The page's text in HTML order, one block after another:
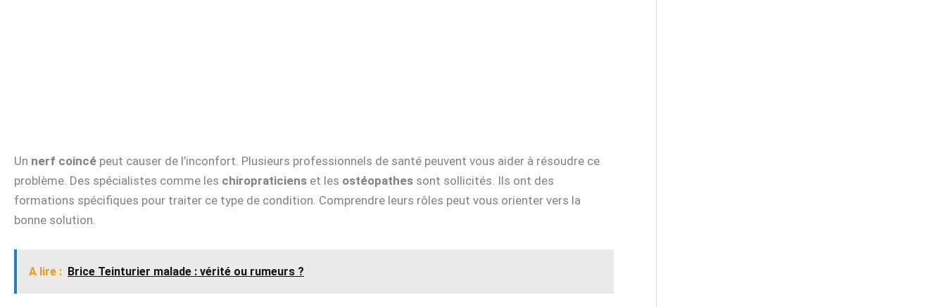
Un nerf coincé peut causer de l’inconfort. Plusieurs professionnels de santé peuvent vous aider à résoudre ce
problème. Des spécialistes comme les chiropraticiens et les ostéopathes sont sollicités. Ils ont des
formations spécifiques pour traiter ce type de condition. Comprendre leurs rôles peut vous orienter vers la
bonne solution.
A lire : Brice Teinturier malade : vérité ou rumeurs ?